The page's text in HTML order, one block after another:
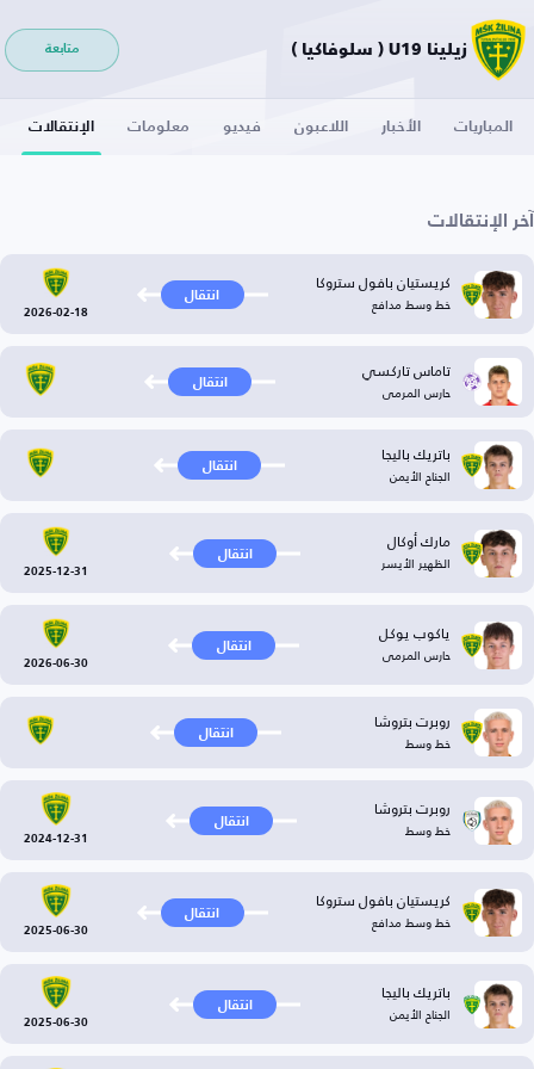
زيلينا U19 ( سلوفاكيا ) متابعة
المباريات الأخبار اللاعبون فيديو معلومات الإنتقالات
آخر الإنتقالات
كريستيان بافول ستروكا
خط وسط مدافع انتقال
2026-02-18
تاماس تاركسي
حارس المرمى انتقال
باتريك باليجا
الجناح الأيمن انتقال
مارك أوكال
الظهير الأيسر انتقال
2025-12-31
ياكوب يوكل
حارس المرمى انتقال
2026-06-30
روبرت بتروشا
خط وسط انتقال
روبرت بتروشا
خط وسط انتقال
2024-12-31
كريستيان بافول ستروكا
خط وسط مدافع انتقال
2025-06-30
باتريك باليجا
الجناح الأيمن انتقال
2025-06-30